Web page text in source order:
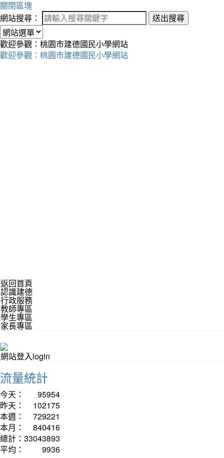
關閉區塊
網站搜尋：
送出搜尋
歡迎參觀：桃園市建德國民小學網站
歡迎參觀：桃園市建德國民小學網站
返回首頁
認識建德
行政服務
教師專區
學生專區
家長專區
網站登入login
流量統計
今天：
95954
昨天：
102175
本週：
729221
本月：
840416
總計： 33043893
平均：
9936